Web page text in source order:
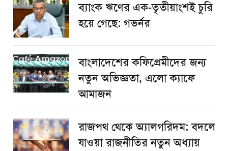
ব্যাংক ঋণের এক-তৃতীয়াংশই চুরি
হয়ে গেছে: গভর্নর
বাংলাদেশের কফিপ্রেমীদের জন্য
নতুন অভিজ্ঞতা, এলো ক্যাফে
আমাজন
রাজপথ থেকে অ্যালগরিদম: বদলে
যাওয়া রাজনীতির নতুন অধ্যায়